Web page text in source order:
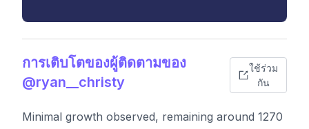
การเติบโตของผู้ติดตามของ
@ryan__christy
ใช้ร่วม
กัน
Minimal growth observed, remaining around 1270